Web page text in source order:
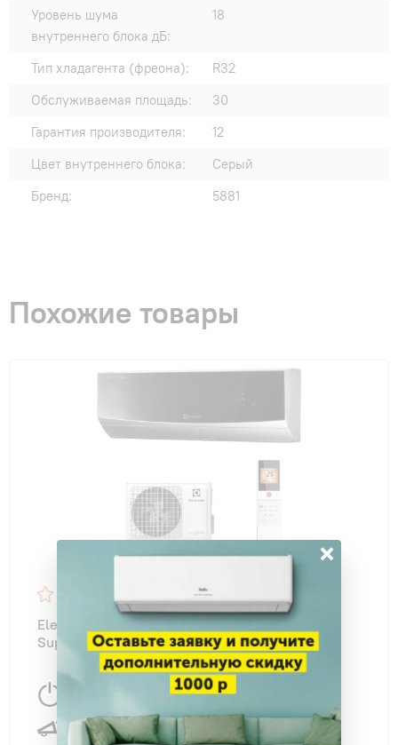
Уровень шума
внутреннего блока дБ:
18
Тип хладагента (фреона):
R32
Обслуживаемая площадь:
30
Гарантия производителя:
12
Цвет внутреннего блока:
Серый
Бренд:
5881
Похожие товары
Electrolux EACS/I-09HG-BLACK2/N8 Air Gate 2
Super DC R32 Black NEW
25 дБ
×